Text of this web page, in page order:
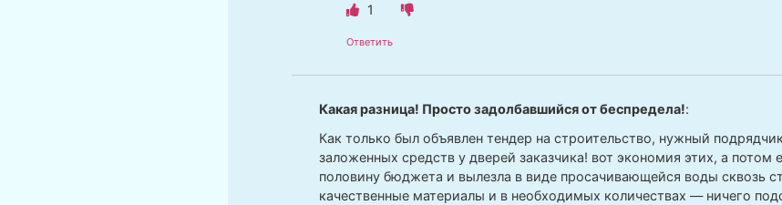
1
Ответить
Какая разница! Просто задолбавшийся от беспредела!:
Как только был объявлен тендер на строительство, нужный
заложенных средств у дверей заказчика! вот экономия этих, а потом
половину бюджета и вылезла в виде просачивающейся воды сквозь
качественные материалы и в необходимых количествах — ничего